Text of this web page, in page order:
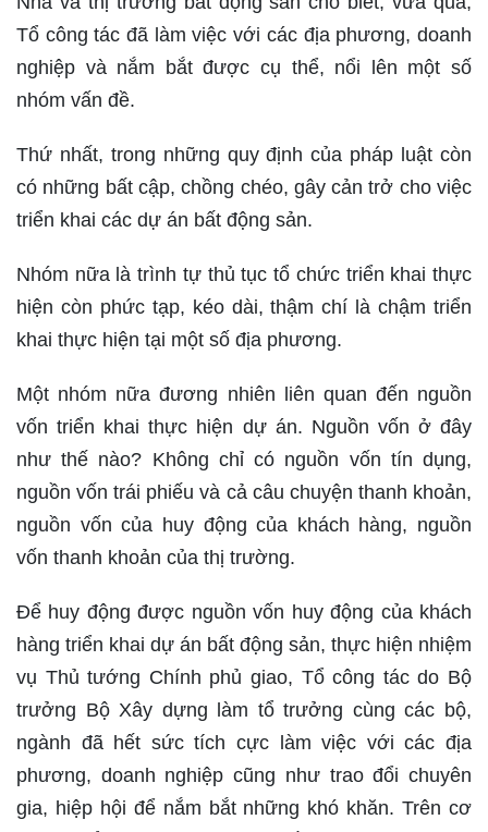
Tổ công tác đã làm việc với các địa phương, doanh
nghiệp và nắm bắt được cụ thể, nổi lên một số
nhóm vấn đề.
Thứ nhất, trong những quy định của pháp luật còn
có những bất cập, chồng chéo, gây cản trở cho việc
triển khai các dự án bất động sản.
Nhóm nữa là trình tự thủ tục tổ chức triển khai thực
hiện còn phức tạp, kéo dài, thậm chí là chậm triển
khai thực hiện tại một số địa phương.
Một nhóm nữa đương nhiên liên quan đến nguồn
vốn triển khai thực hiện dự án. Nguồn vốn ở đây
như thế nào? Không chỉ có nguồn vốn tín dụng,
nguồn vốn trái phiếu và cả câu chuyện thanh khoản,
nguồn vốn của huy động của khách hàng, nguồn
vốn thanh khoản của thị trường.
Để huy động được nguồn vốn huy động của khách
hàng triển khai dự án bất động sản, thực hiện nhiệm
vụ Thủ tướng Chính phủ giao, Tổ công tác do Bộ
trưởng Bộ Xây dựng làm tổ trưởng cùng các bộ,
ngành đã hết sức tích cực làm việc với các địa
phương, doanh nghiệp cũng như trao đổi chuyên
gia, hiệp hội để nắm bắt những khó khăn. Trên cơ